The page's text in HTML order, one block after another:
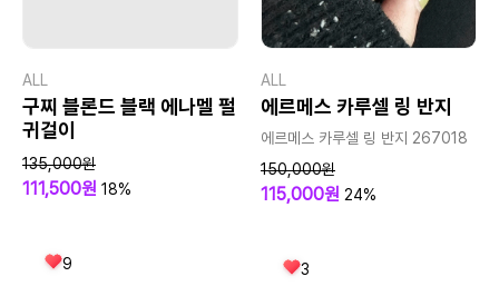
ALL
구찌 블론드 블랙 에나멜 펄
귀걸이
135,000원
111,500원 18%
9
ALL
에르메스 카루셀 링 반지
에르메스 카루셀 링 반지 267018
150,000원
115,000원 24%
3